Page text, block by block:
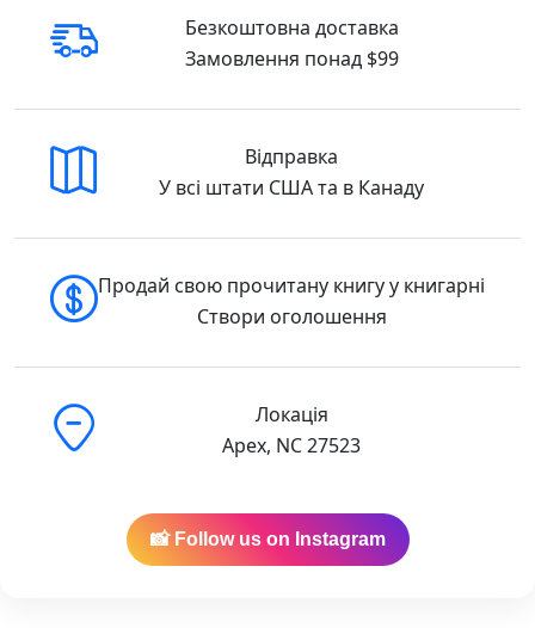
Безкоштовна доставка
Замовлення понад $99
Відправка
У всі штати США та в Канаду
Продай свою прочитану книгу у книгарні
Створи оголошення
Локація
Apex, NC 27523
📸 Follow us on Instagram